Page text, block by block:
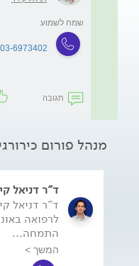
שמח לשמוע
03-6973402
תגובה
מנהל פורום
ד"ר דניאל
ד"ר דניאל
לרפואה
התמחה...
המשך >